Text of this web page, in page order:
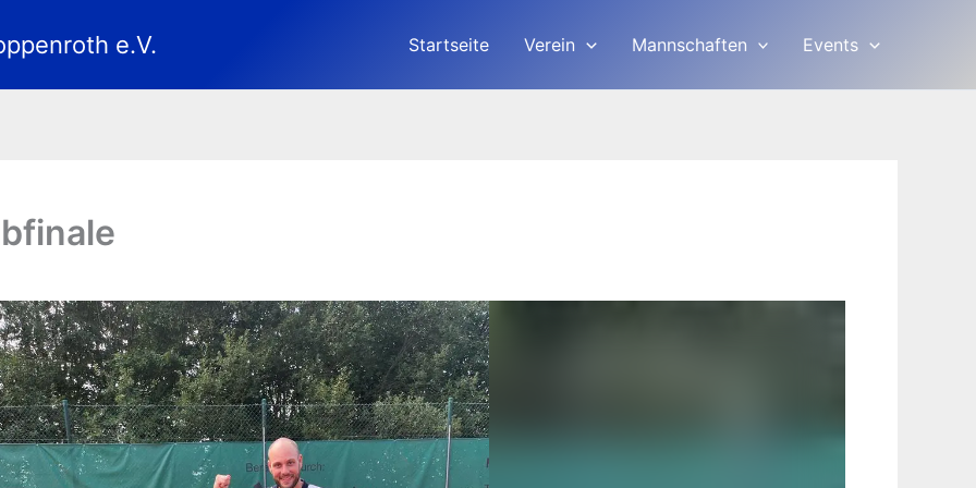
e.V. Startseite Verein Mannschaften Events